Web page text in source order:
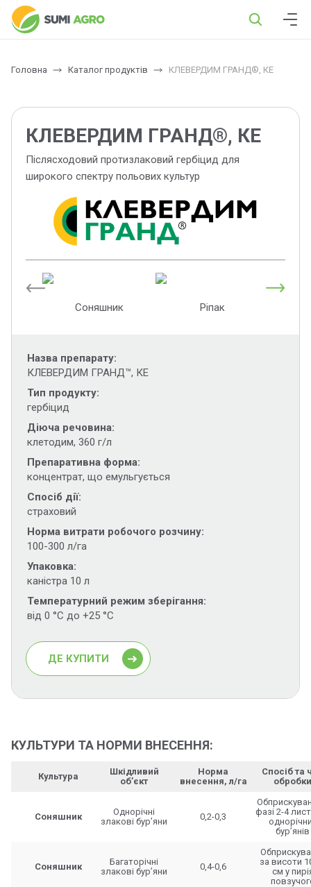
Головна Каталог продуктів КЛЕВЕРДИМ ГРАНД®, КЕ
КЛЕВЕРДИМ ГРАНД®, КЕ
Післясходовий протизлаковий гербіцид для
широкого спектру польових культур
Соняшник Ріпак
Назва препарату
КЛЕВЕРДИМ ГРАНД™, КЕ
Тип продукту
гербіцид
Діюча речовина
клетодим, 360 г/л
Препаративна форма
концентрат, що емульгується
Спосіб дії
страховий
Норма витрати робочого розчину
100-300 л/га
Упаковка
каністра 10 л
Температурний режим зберігання
від 0 °С до +25 °С
ДЕ КУПИТИ
КУЛЬТУРИ ТА НОРМИ ВНЕСЕННЯ:
Культура
Шкідливий
об’єкт
Норма
внесення, л/га
Спосіб та
обробки
Соняшник
Однорічні
злакові бур’яни
0,2-0,3
фазі 2-4
бур’янів
Соняшник
Багаторічні
злакові бур’яни
0,4-0,6
за висоти
см у